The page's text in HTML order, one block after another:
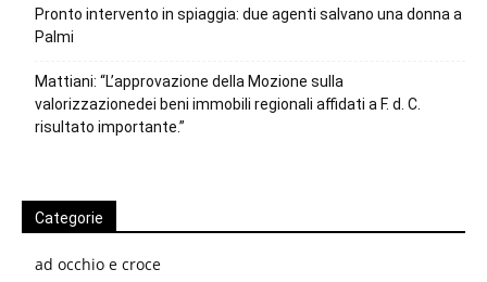
Pronto intervento in spiaggia: due agenti salvano una donna a
Palmi
Mattiani: “L’approvazione della Mozione sulla
valorizzazionedei beni immobili regionali affidati a F. d. C.
risultato importante.”
Categorie
ad occhio e croce